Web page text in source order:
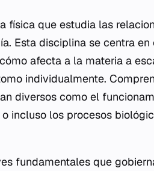
física que estudia las
Esta disciplina se centra en
afecta a la materia a
individualmente.
diversos como el
incluso los procesos
fundamentales que